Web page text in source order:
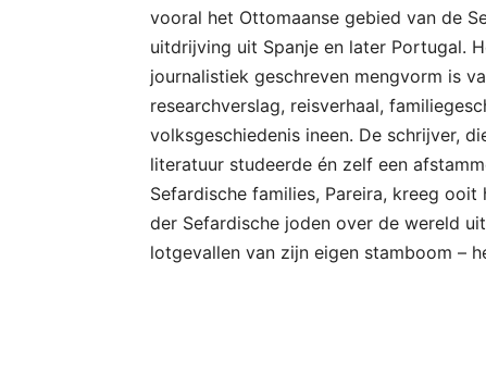
vooral het Ottomaanse gebied van de
uitdrijving uit Spanje en later Portugal.
journalistiek geschreven mengvorm is
researchverslag, reisverhaal,
volksgeschiedenis ineen. De schrijver,
literatuur studeerde én zelf een
Sefardische families, Pareira, kreeg
der Sefardische joden over de wereld
lotgevallen van zijn eigen stamboom –